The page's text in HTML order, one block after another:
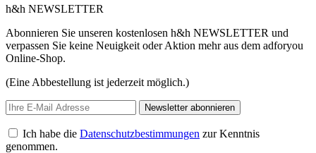
h&h NEWSLETTER
Abonnieren Sie unseren kostenlosen h&h NEWSLETTER und
verpassen Sie keine Neuigkeit oder Aktion mehr aus dem adforyou
Online-Shop.
(Eine Abbestellung ist jederzeit möglich.)
Newsletter abonnieren
Ich habe die Datenschutzbestimmungen zur Kenntnis
genommen.